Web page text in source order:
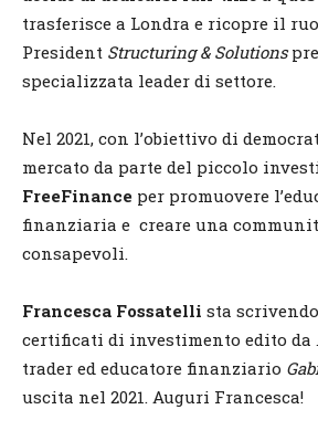
trasferisce a Londra e ricopre il
President Structuring & Solutions
specializzata leader di settore.
Nel 2021, con l’obiettivo di
mercato da parte del piccolo
FreeFinance per promuovere
finanziaria e creare una
consapevoli.
Francesca Fossatelli sta
certificati di investimento edito da
trader ed educatore finanziario
uscita nel 2021. Auguri Francesca!